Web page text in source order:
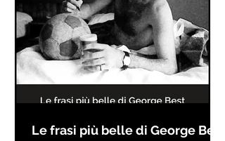
Le frasi più belle di George Best